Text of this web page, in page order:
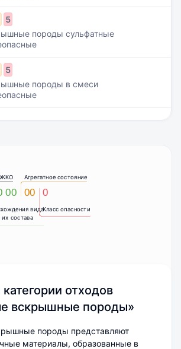
5
породы сульфатные
5
породы в смеси
вида
состава
00
Агрегатное состояние
00
Класс опасности
0
отходов
вскрышные породы»
породы представляют
материалы, образованные в